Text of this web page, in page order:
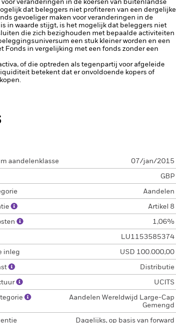
veranderingen in de koersen van buitenlandse
dat beleggers niet profiteren van een dergelijke
gevoeliger maken voor veranderingen in de
in waarde stijgt, is het mogelijk dat beleggers niet
die zich bezighouden met bepaalde activiteiten
een stuk kleiner worden en een
Fonds in vergelijking met een fonds zonder een
of die optreden als tegenpartij voor afgeleide
betekent dat er onvoldoende kopers of
aandelenklasse 07/jan/2015
GBP
Aandelen
Artikel 8
1,06%
LU1153585374
inleg USD 100.000,00
Distributie
UCITS
Aandelen Wereldwijd Large-Cap
Gemengd
Dagelijks, op basis van forward